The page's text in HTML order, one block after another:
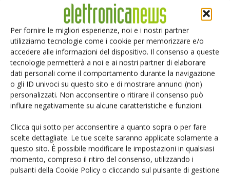
Per fornire le migliori esperienze, noi e i nostri partner
utilizziamo tecnologie come i cookie per memorizzare e/o
accedere alle informazioni del dispositivo. Il consenso a queste
tecnologie permetterà a noi e ai nostri partner di elaborare
dati personali come il comportamento durante la navigazione
o gli ID univoci su questo sito e di mostrare annunci (non)
personalizzati. Non acconsentire o ritirare il consenso può
influire negativamente su alcune caratteristiche e funzioni.
Clicca qui sotto per acconsentire a quanto sopra o per fare
scelte dettagliate. Le tue scelte saranno applicate solamente a
questo sito. È possibile modificare le impostazioni in qualsiasi
momento, compreso il ritiro del consenso, utilizzando i
pulsanti della Cookie Policy o cliccando sul pulsante di gestione
Salva il mio nome, email e sito web in questo browser per i
prossimi commenti.